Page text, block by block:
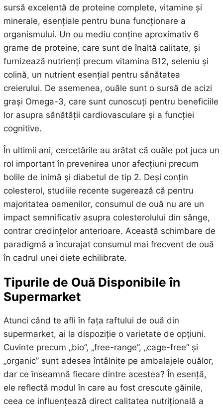
sursă excelentă de proteine complete, vitamine și
minerale, esențiale pentru buna funcționare a
organismului. Un ou mediu conține aproximativ 6
grame de proteine, care sunt de înaltă calitate, și
furnizează nutrienți precum vitamina B12, seleniu și
colină, un nutrient esențial pentru sănătatea
creierului. De asemenea, ouăle sunt o sursă de acizi
grași Omega-3, care sunt cunoscuți pentru beneficiile
lor asupra sănătății cardiovasculare și a funcției
cognitive.
În ultimii ani, cercetările au arătat că ouăle pot juca un
rol important în prevenirea unor afecțiuni precum
bolile de inimă și diabetul de tip 2. Deși conțin
colesterol, studiile recente sugerează că pentru
majoritatea oamenilor, consumul de ouă nu are un
impact semnificativ asupra colesterolului din sânge,
contrar credințelor anterioare. Această schimbare de
paradigmă a încurajat consumul mai frecvent de ouă
în cadrul unei diete echilibrate.
Tipurile de Ouă Disponibile în
Supermarket
Atunci când te afli în fața raftului de ouă din
supermarket, ai la dispoziție o varietate de opțiuni.
Cuvinte precum „bio”, „free-range”, „cage-free” și
„organic” sunt adesea întâlnite pe ambalajele ouălor,
dar ce înseamnă fiecare dintre acestea? În esență,
ele reflectă modul în care au fost crescute găinile,
ceea ce influențează direct calitatea nutrițională a